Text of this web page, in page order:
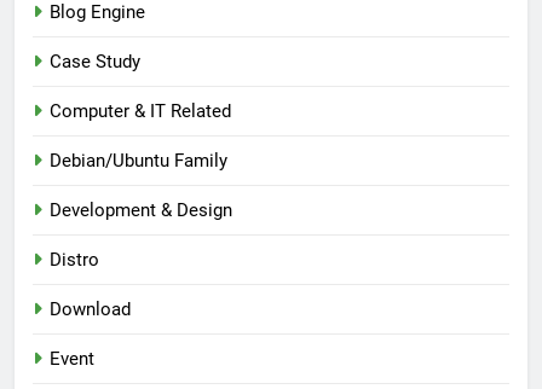
Blog Engine
Case Study
Computer & IT Related
Debian/Ubuntu Family
Development & Design
Distro
Download
Event